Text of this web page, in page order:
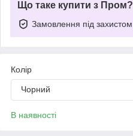
Що таке купити з Пром?
Замовлення під захистом
Колір
Чорний
В наявності